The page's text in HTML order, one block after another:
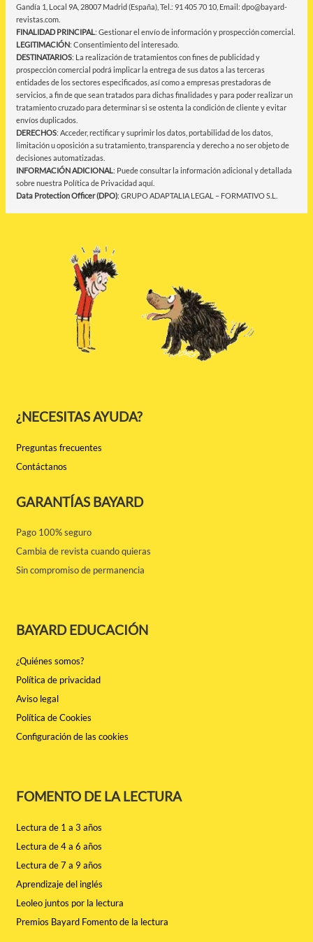
Gandía 1, Local 9A, 28007 Madrid (España), Tel.: 91 405 70 10, Email: dpo@bayard-
revistas.com.
FINALIDAD PRINCIPAL: Gestionar el envío de información y prospección comercial.
LEGITIMACIÓN: Consentimiento del interesado.
DESTINATARIOS: La realización de tratamientos con fines de publicidad y
prospección comercial podrá implicar la entrega de sus datos a las terceras
entidades de los sectores especificados, así como a empresas prestadoras de
servicios, a fin de que sean tratados para dichas finalidades y para poder realizar un
tratamiento cruzado para determinar si se ostenta la condición de cliente y evitar
envíos duplicados.
DERECHOS: Acceder, rectificar y suprimir los datos, portabilidad de los datos,
limitación u oposición a su tratamiento, transparencia y derecho a no ser objeto de
decisiones automatizadas.
INFORMACIÓN ADICIONAL: Puede consultar la información adicional y detallada
sobre nuestra Política de Privacidadaquí
Data Protection Officer (DPO): GRUPO ADAPTALIA LEGAL – FORMATIVO S.L.
¿NECESITAS AYUDA?
Preguntas frecuentes
Contáctanos
GARANTÍAS BAYARD
Pago 100% seguro
Cambia de revista cuando quieras
Sin compromiso de permanencia
BAYARD EDUCACIÓN
¿Quiénes somos?
Política de privacidad
Aviso legal
Política de Cookies
Configuración de las cookies
FOMENTO DE LA LECTURA
Lectura de 1 a 3 años
Lectura de 4 a 6 años
Lectura de 7 a 9 años
Aprendizaje del inglés
Leoleo juntos por la lectura
Premios Bayard Fomento de la lectura